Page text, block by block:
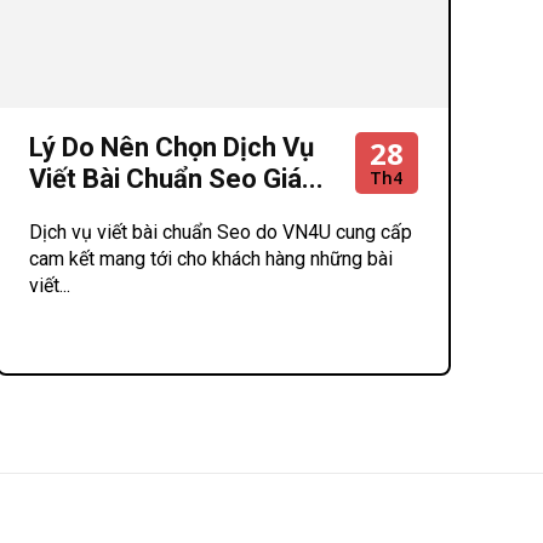
Lý Do Nên Chọn Dịch Vụ
Viết Bài Chuẩn Seo Giá...
28
Th4
Dịch vụ viết bài chuẩn Seo do VN4U cung cấp
cam kết mang tới cho khách hàng những bài
viết...